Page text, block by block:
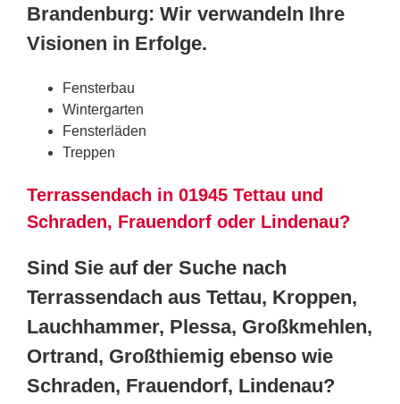
Brandenburg: Wir verwandeln Ihre
Visionen in Erfolge.
Fensterbau
Wintergarten
Fensterläden
Treppen
Terrassendach in 01945 Tettau und
Schraden, Frauendorf oder Lindenau?
Sind Sie auf der Suche nach
Terrassendach aus Tettau, Kroppen,
Lauchhammer, Plessa, Großkmehlen,
Ortrand, Großthiemig ebenso wie
Schraden, Frauendorf, Lindenau?